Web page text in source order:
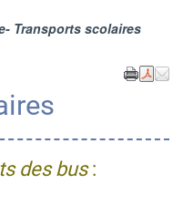
Transports scolaires
des bus: